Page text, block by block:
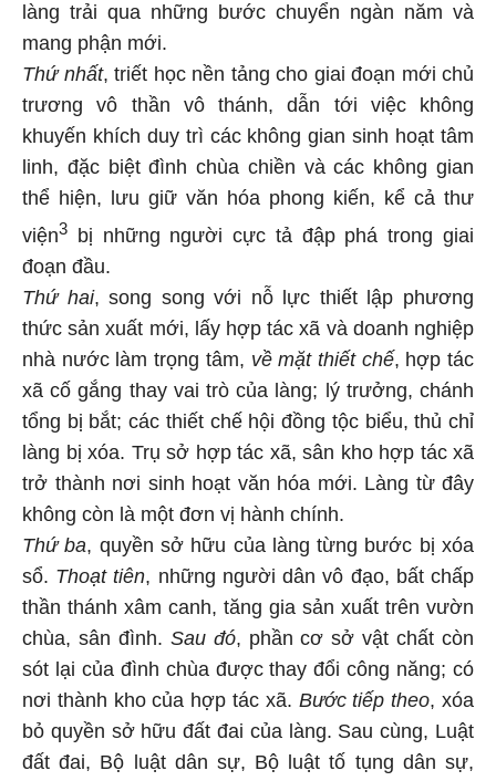
làng trải qua những bước chuyển ngàn năm và
mang phận mới.
Thứ nhất, triết học nền tảng cho giai đoạn mới chủ
trương vô thần vô thánh, dẫn tới việc không
khuyến khích duy trì các không gian sinh hoạt tâm
linh, đặc biệt đình chùa chiền và các không gian
thể hiện, lưu giữ văn hóa phong kiến, kể cả thư
viện3 bị những người cực tả đập phá trong giai
đoạn đầu.
Thứ hai, song song với nỗ lực thiết lập phương
thức sản xuất mới, lấy hợp tác xã và doanh nghiệp
nhà nước làm trọng tâm, về mặt thiết chế, hợp tác
xã cố gắng thay vai trò của làng; lý trưởng, chánh
tổng bị bắt; các thiết chế hội đồng tộc biểu, thủ chỉ
làng bị xóa. Trụ sở hợp tác xã, sân kho hợp tác xã
trở thành nơi sinh hoạt văn hóa mới. Làng từ đây
không còn là một đơn vị hành chính.
Thứ ba, quyền sở hữu của làng từng bước bị xóa
sổ. Thoạt tiên, những người dân vô đạo, bất chấp
thần thánh xâm canh, tăng gia sản xuất trên vườn
chùa, sân đình. Sau đó, phần cơ sở vật chất còn
sót lại của đình chùa được thay đổi công năng; có
nơi thành kho của hợp tác xã. Bước tiếp theo, xóa
bỏ quyền sở hữu đất đai của làng. Sau cùng, Luật
đất đai, Bộ luật dân sự, Bộ luật tố tụng dân sự,